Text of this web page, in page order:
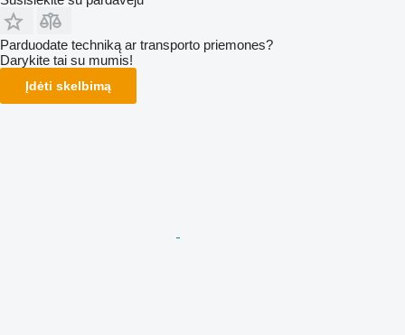
Parduodate techniką ar transporto priemones?
Darykite tai su mumis!
Įdėti skelbimą